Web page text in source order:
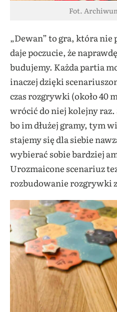
Fot.
„Dewan” to gra, która nie
daje poczucie, że
budujemy. Każda partia
inaczej dzięki
czas rozgrywki (około 40
wrócić do niej kolejny raz.
bo im dłużej gramy, tym
stajemy się dla siebie
wybierać sobie bardziej
Urozmaicone scenariuz
rozbudowanie rozgrywki z